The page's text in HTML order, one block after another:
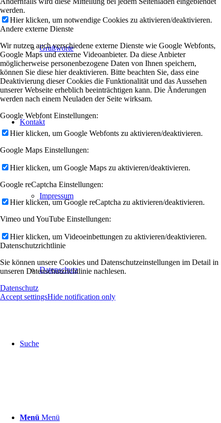
Grußworte
Kontakt
Impressum
Datenschutz
Suche
Menü Menü
werden.
Hier klicken, um notwendige Cookies zu aktivieren/deaktivieren.
Andere externe Dienste
Wir nutzen auch verschiedene externe Dienste wie Google Webfonts,
Google Maps und externe Videoanbieter. Da diese Anbieter
möglicherweise personenbezogene Daten von Ihnen speichern,
können Sie diese hier deaktivieren. Bitte beachten Sie, dass eine
Deaktivierung dieser Cookies die Funktionalität und das Aussehen
unserer Webseite erheblich beeinträchtigen kann. Die Änderungen
werden nach einem Neuladen der Seite wirksam.
Google Webfont Einstellungen:
Hier klicken, um Google Webfonts zu aktivieren/deaktivieren.
Google Maps Einstellungen:
Hier klicken, um Google Maps zu aktivieren/deaktivieren.
Google reCaptcha Einstellungen:
Hier klicken, um Google reCaptcha zu aktivieren/deaktivieren.
Vimeo und YouTube Einstellungen:
Hier klicken, um Videoeinbettungen zu aktivieren/deaktivieren.
Datenschutzrichtlinie
Sie können unsere Cookies und Datenschutzeinstellungen im Detail in
unseren Datenschutzrichtlinie nachlesen.
Datenschutz
Accept settingsHide notification only